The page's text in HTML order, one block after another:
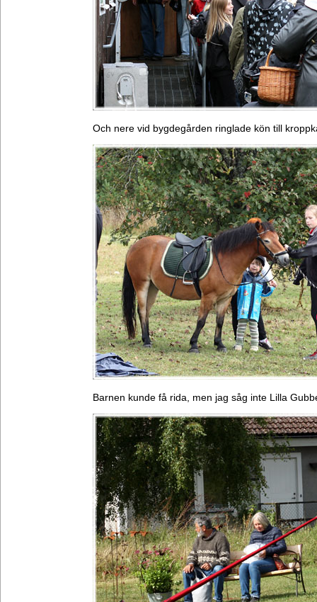
Och nere vid bygdegården ringlade kön till
Barnen kunde få rida, men jag såg inte Lilla